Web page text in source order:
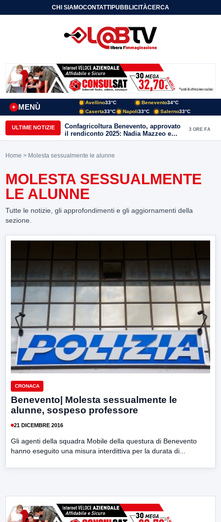
CHI SIAMOCONTATTIPUBBLICITÀCERCA
MENÙ
+
Avellino33°C Benevento34°C
Caserta33°C Napoli33°C Salerno33°C
ULTIME NOTIZIE
Confagricoltura Benevento, approvato
il rendiconto 2025: Nadia Mazzeo e
Michele Foschini eletti vicepresidenti
3 ORE FA
Home > Molesta sessualmente le alunne
MOLESTA SESSUALMENTE
LE ALUNNE
Tutte le notizie, gli approfondimenti e gli aggiornamenti della
sezione.
CRONACA
Benevento| Molesta sessualmente le
alunne, sospeso professore
21 DICEMBRE 2016
Gli agenti della squadra Mobile della questura di Benevento
hanno eseguito una misura interdittiva per la durata di...